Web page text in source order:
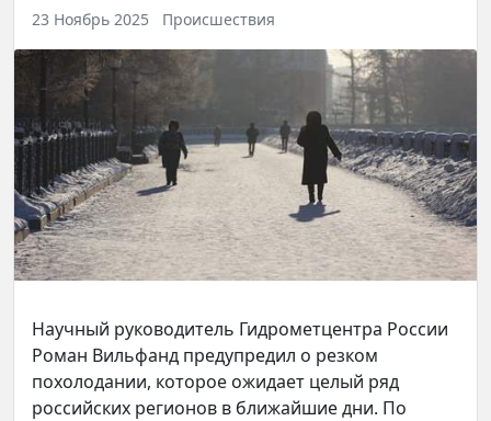
23 Ноябрь 2025 Происшествия
Научный руководитель Гидрометцентра России
Роман Вильфанд предупредил о резком
похолодании, которое ожидает целый ряд
российских регионов в ближайшие дни. По